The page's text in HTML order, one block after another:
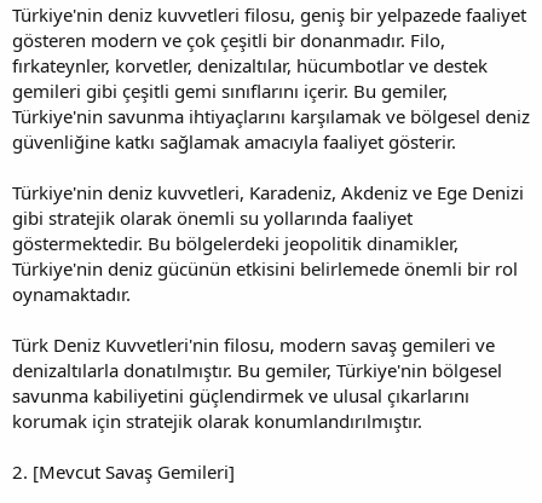
Türkiye'nin deniz kuvvetleri filosu, geniş bir yelpazede faaliyet
gösteren modern ve çok çeşitli bir donanmadır. Filo,
fırkateynler, korvetler, denizaltılar, hücumbotlar ve destek
gemileri gibi çeşitli gemi sınıflarını içerir. Bu gemiler,
Türkiye'nin savunma ihtiyaçlarını karşılamak ve bölgesel deniz
güvenliğine katkı sağlamak amacıyla faaliyet gösterir.
Türkiye'nin deniz kuvvetleri, Karadeniz, Akdeniz ve Ege Denizi
gibi stratejik olarak önemli su yollarında faaliyet
göstermektedir. Bu bölgelerdeki jeopolitik dinamikler,
Türkiye'nin deniz gücünün etkisini belirlemede önemli bir rol
oynamaktadır.
Türk Deniz Kuvvetleri'nin filosu, modern savaş gemileri ve
denizaltılarla donatılmıştır. Bu gemiler, Türkiye'nin bölgesel
savunma kabiliyetini güçlendirmek ve ulusal çıkarlarını
korumak için stratejik olarak konumlandırılmıştır.
2. [Mevcut Savaş Gemileri]